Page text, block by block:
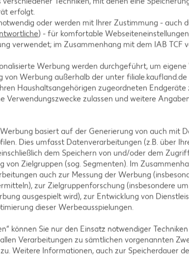
und mit den Händen fünf Minuten gut
Nacht.
Muffin-Rezepte
Apfelkuchen-Rezepte
Schokokuchen-Rezepte
erfolgt.
oder werden mit Ihrer Zustimmung - auch
) - für komfortable
verwendet; im Zusammenhang mit dem IAB TCF
Werbung werden durchgeführt, um
von Werbung außerhalb der unter
Haushaltsangehörigen zugeordneten
Verwendungszwecke zulassen und weitere
basiert auf der Generierung von auch mit
Dies umfasst Datenverarbeitungen (z.B. über
dem Speichern von und/oder dem
von Zielgruppen (sog. Segmenten). Im
auch zur Messung der Werbung
zur Zielgruppenforschung (insbesondere
ausgespielt wird), zur Entwicklung von
dieser Werbeausspielungen.
können Sie nur den Einsatz notwendiger
Verarbeitungen zu sämtlichen vorgenannten
Weitere Informationen, auch zur Speicherdauer